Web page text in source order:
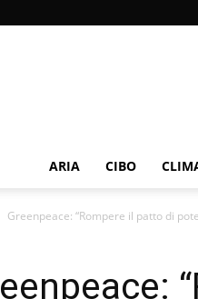
ARIA CIBO
Greenpeace: “Rompere il patto di